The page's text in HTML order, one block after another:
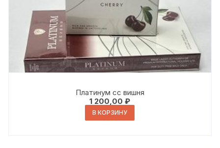
Платинум сс вишня
1 200,00₽
В КОРЗИНУ